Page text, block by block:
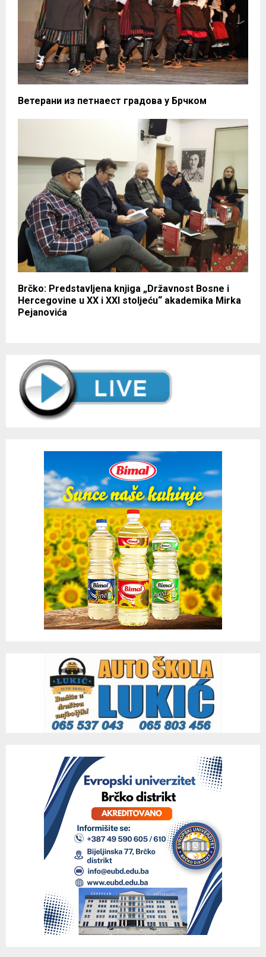
Ветерани из петнаест градова у Брчком
Brčko: Predstavljena knjiga „Državnost Bosne i
Hercegovine u XX i XXI stoljeću“ akademika Mirka
Pejanovića